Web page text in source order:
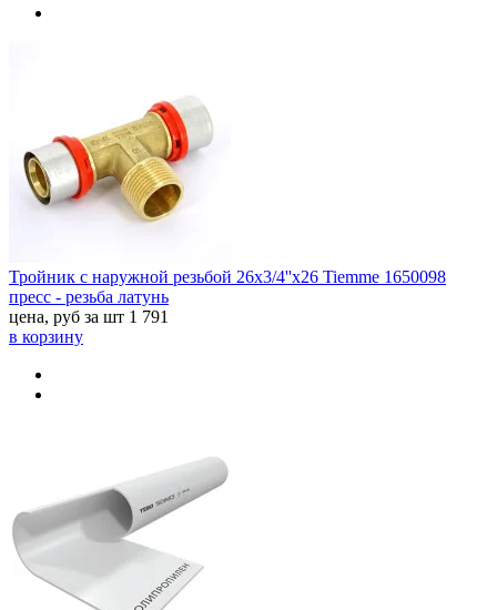
Тройник с наружной резьбой 26x3/4''x26 Tiemme 1650098
пресс - резьба латунь
цена, руб за шт 1 791
в корзину